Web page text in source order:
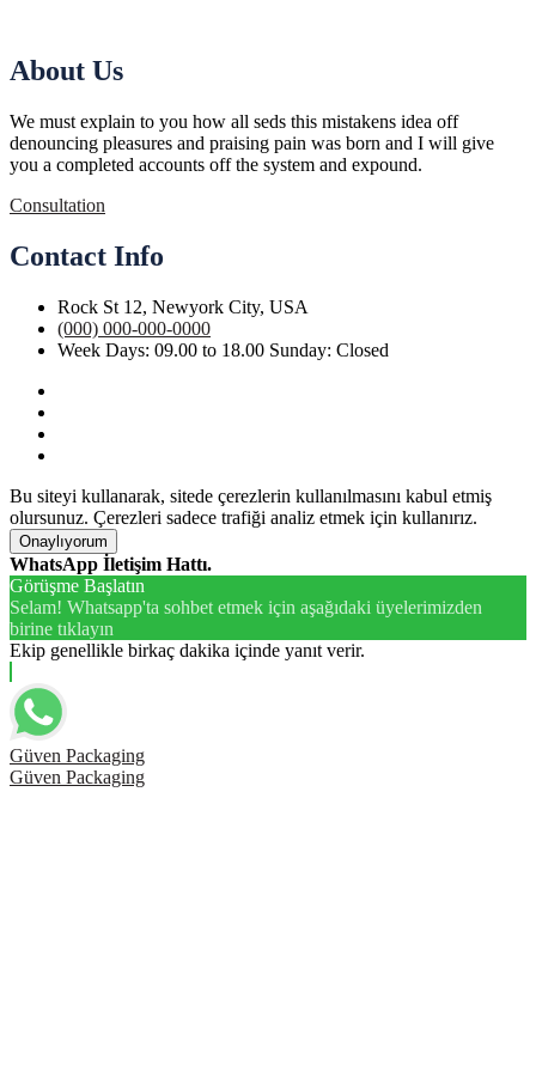
About Us
We must explain to you how all seds this mistakens idea off
denouncing pleasures and praising pain was born and I will give
you a completed accounts off the system and expound.
Consultation
Contact Info
Rock St 12, Newyork City, USA
(000) 000-000-0000
Week Days: 09.00 to 18.00 Sunday: Closed
Bu siteyi kullanarak, sitede çerezlerin kullanılmasını kabul etmiş
olursunuz. Çerezleri sadece trafiği analiz etmek için kullanırız.
Onaylıyorum
WhatsApp İletişim Hattı.
Görüşme Başlatın
Selam! Whatsapp'ta sohbet etmek için aşağıdaki üyelerimizden
birine tıklayın
Ekip genellikle birkaç dakika içinde yanıt verir.
Güven Packaging
Güven Packaging